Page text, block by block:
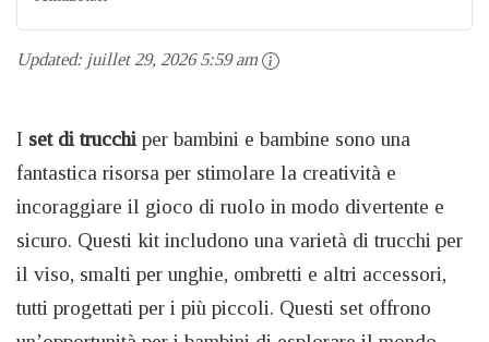
Updated: juillet 29, 2026 5:59 am
I set di trucchi per bambini e bambine sono una
fantastica risorsa per stimolare la creatività e
incoraggiare il gioco di ruolo in modo divertente e
sicuro. Questi kit includono una varietà di trucchi per
il viso, smalti per unghie, ombretti e altri accessori,
tutti progettati per i più piccoli. Questi set offrono